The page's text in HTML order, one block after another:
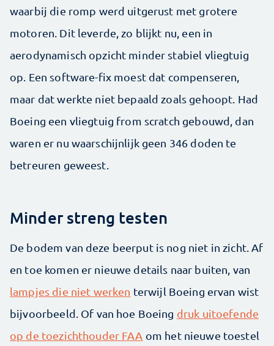
waarbij die romp werd uitgerust met grotere
motoren. Dit leverde, zo blijkt nu, een in
aerodynamisch opzicht minder stabiel vliegtuig
op. Een software-fix moest dat compenseren,
maar dat werkte niet bepaald zoals gehoopt. Had
Boeing een vliegtuig from scratch gebouwd, dan
waren er nu waarschijnlijk geen 346 doden te
betreuren geweest.
Minder streng testen
De bodem van deze beerput is nog niet in zicht. Af
en toe komen er nieuwe details naar buiten, van
lampjes die niet werken terwijl Boeing ervan wist
bijvoorbeeld. Of van hoe Boeing druk uitoefende
op de toezichthouder FAA om het nieuwe toestel